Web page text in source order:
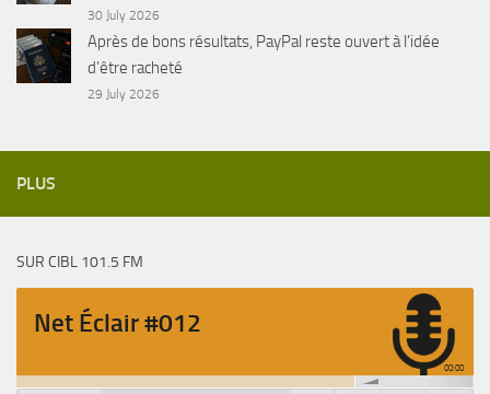
30 July 2026
Après de bons résultats, PayPal reste ouvert à l’idée
d’être racheté
29 July 2026
PLUS
SUR CIBL 101.5 FM
Net Éclair #012
00:00